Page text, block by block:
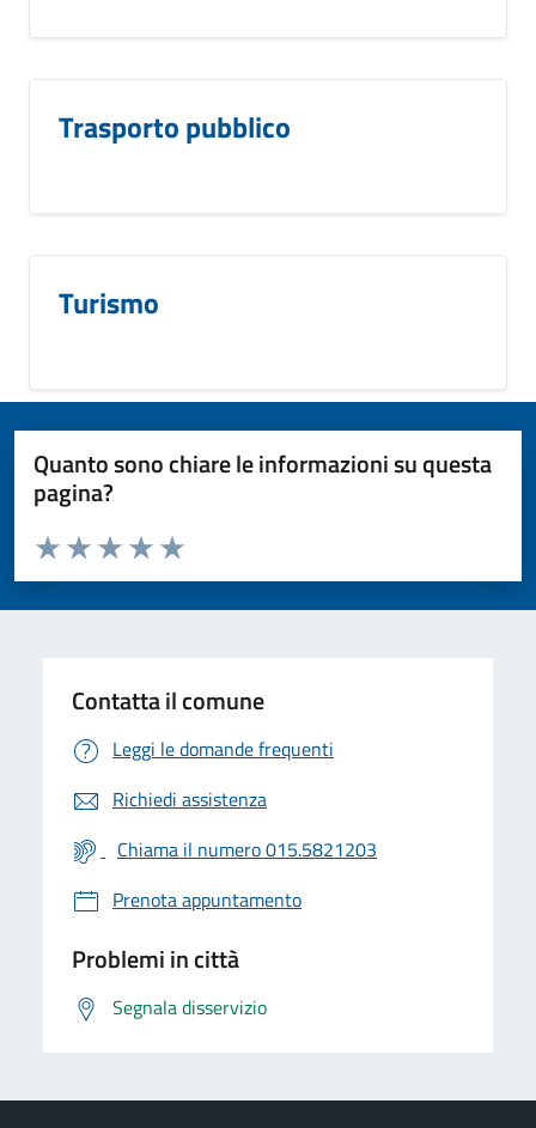
Trasporto pubblico
Turismo
Quanto sono chiare le informazioni su questa
pagina?
Valuta da 1 a 5 stelle la pagina
Valuta 5 stelle su 5
Valuta 4 stelle su 5
Valuta 3 stelle su 5
Valuta 2 stelle su 5
Valuta 1 stelle su 5
Contatta il comune
Leggi le domande frequenti
Richiedi assistenza
Chiama il numero 015.5821203
Prenota appuntamento
Problemi in città
Segnala disservizio